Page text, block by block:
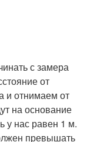
с замера
от
и отнимаем от
на основание
у нас равен 1 м.
превышать